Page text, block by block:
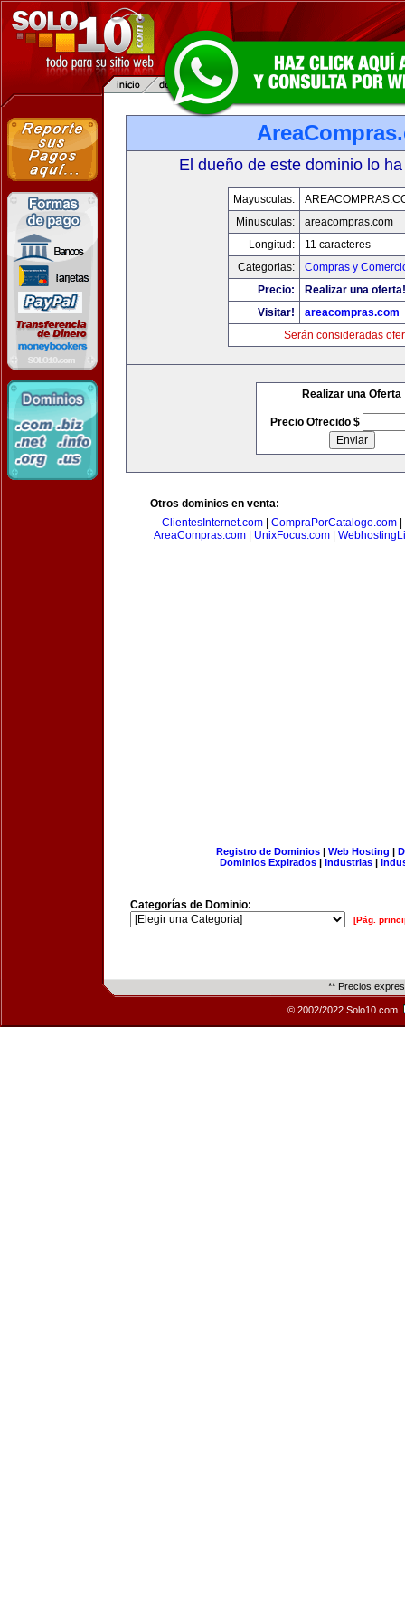
El dueño de este dominio lo
Mayusculas:
Minusculas:
areacompras.com
Longitud:
11 caracteres
Categorias:
Compras y
Precio:
Realizar una oferta!
Visitar!
areacompras.com
Serán consideradas
Realizar una Oferta
Precio Ofrecido $
Otros dominios en venta:
ClientesInternet.com
CompraPorCatalogo.com
AreaCompras.com
UnixFocus.com
Registro de Dominios| Web Hosting |
Dominios Expirados | Industrias |
Categorías de Dominio:
[Pág.
** Precios
© 2002/2022 Solo10.com